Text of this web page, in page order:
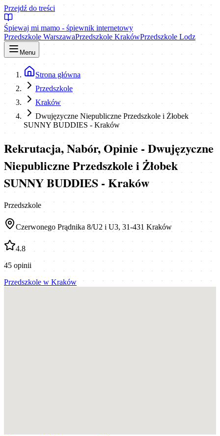
Przejdź do treści
Śpiewaj mi mamo - śpiewnik internetowy
Przedszkole WarszawaPrzedszkole KrakówPrzedszkole Lodz
Menu
Strona główna
Przedszkole
Kraków
Dwujęzyczne Niepubliczne Przedszkole i Żłobek
SUNNY BUDDIES - Kraków
Rekrutacja, Nabór, Opinie - Dwujęzyczne
Niepubliczne Przedszkole i Żłobek
SUNNY BUDDIES - Kraków
Przedszkole
Czerwonego Prądnika 8/U2 i U3, 31-431 Kraków
4.8
45 opinii
Przedszkole w Kraków